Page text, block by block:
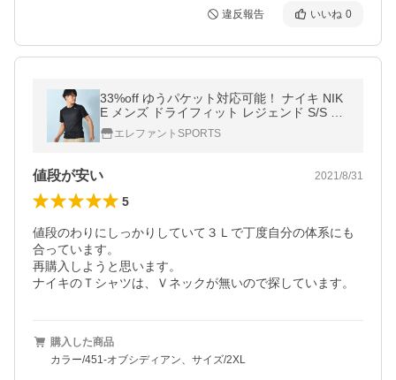
違反報告 いいね 0
33%off ゆうパケット対応可能！ ナイキ NIK
E メンズ ドライフィット レジェンド S/S T
シャツ 半袖 シャツ スポーツ ウェア 718834
エレファントSPORTS
値段が安い 2021/8/31
5
値段のわりにしっかりしていて３Ｌで丁度自分の体系にも
合っています。
再購入しようと思います。
ナイキのＴシャツは、Ｖネックが無いので探しています。
購入した商品
カラー/451-オブシディアン、サイズ/2XL